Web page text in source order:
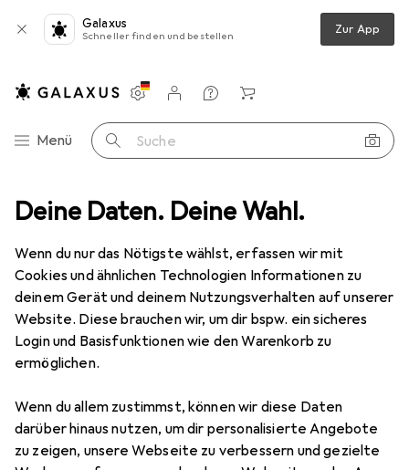
Deine Daten. Deine Wahl.
Wenn du nur das Nötigste wählst, erfassen wir mit
Cookies und ähnlichen Technologien Informationen zu
deinem Gerät und deinem Nutzungsverhalten auf unserer
Website. Diese brauchen wir, um dir bspw. ein sicheres
Login und Basisfunktionen wie den Warenkorb zu
ermöglichen.
Wenn du allem zustimmst, können wir diese Daten
darüber hinaus nutzen, um dir personalisierte Angebote
zu zeigen, unsere Webseite zu verbessern und gezielte
Galaxus
Schneller finden und bestellen Zur App
Navigation nach Kategorien
Menü Suche
Einstellungen
Kundenkonto
Vergleichslisten
Merklisten
Warenkorb
Messwerkzeug Messlehre Mitutoyo Messschieber
3 Bilder
MitutoyoMessschieber
Preis in EUR inkl. MwSt.
EUR
1706,98
Bewertungen